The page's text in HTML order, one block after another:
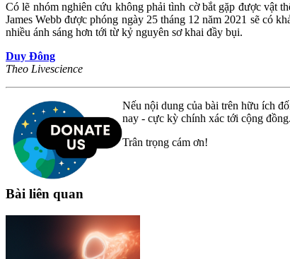
Có lẽ nhóm nghiên cứu không phải tình cờ bắt gặp được vật
James Webb được phóng ngày 25 tháng 12 năm 2021 sẽ có
nhiều ánh sáng hơn tới từ kỷ nguyên sơ khai đầy bụi.
Duy Đông
Theo Livescience
Nếu nội dung của bài trên hữu ích
nay - cực kỳ chính xác tới cộng đồng.
Trân trọng cám ơn!
Bài liên quan